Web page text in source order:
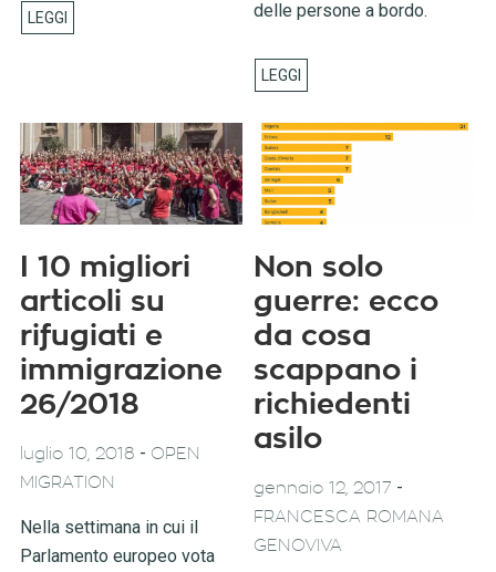
delle persone a bordo.
I 10 migliori
articoli su
rifugiati e
immigrazione
26/2018
luglio 10, 2018 - OPEN
MIGRATION
Nella settimana in cui il
Parlamento europeo vota
Non solo
guerre: ecco
da cosa
scappano i
richiedenti
asilo
gennaio 12, 2017 -
FRANCESCA ROMANA
GENOVIVA